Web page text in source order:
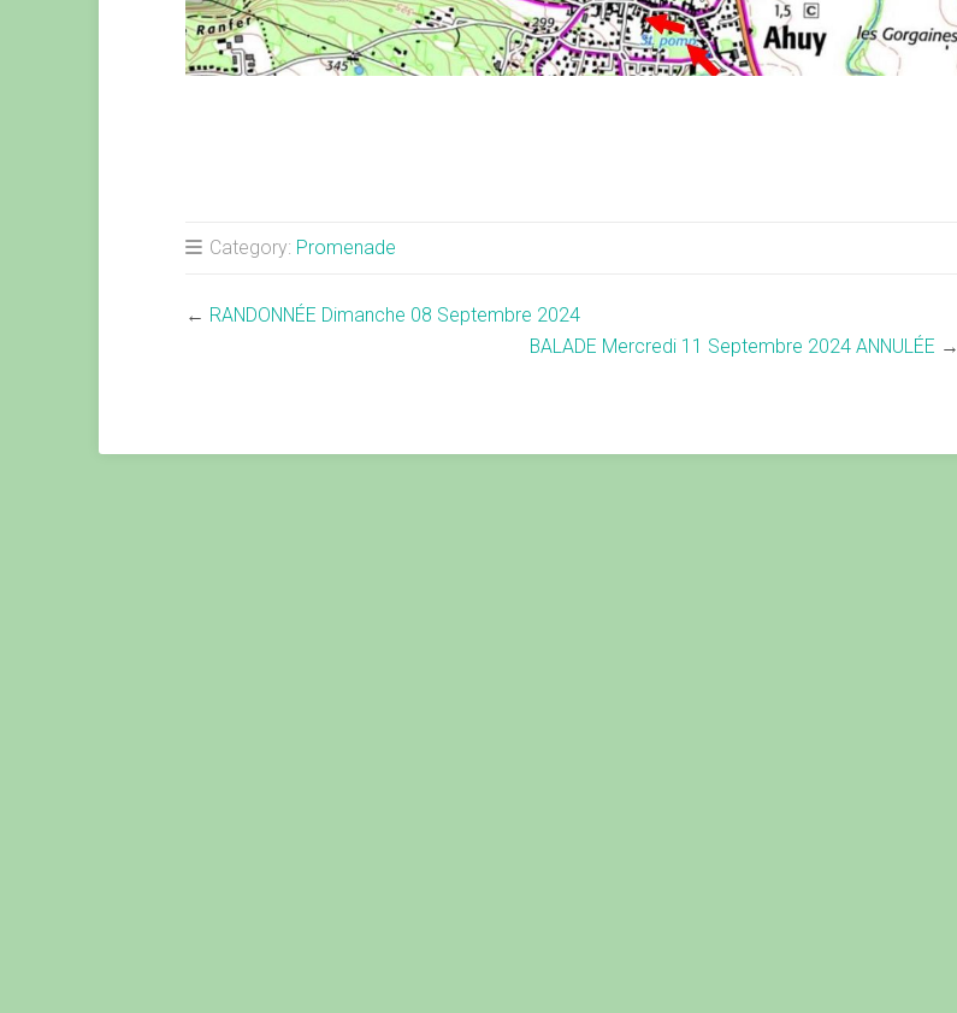
Category: Promenade
← RANDONNÉE Dimanche 08 Septembre 2024
BALADE Mercredi 11 Septembre 2024 ANNULÉE →